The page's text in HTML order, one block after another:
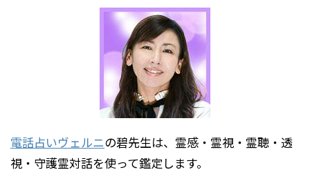
電話占いヴェルニの碧先生は、霊感・霊視・霊聴・透
視・守護霊対話を使って鑑定します。